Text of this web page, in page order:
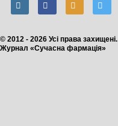
© 2012 - 2026 Усі права захищені.
Журнал «Сучасна фармація»